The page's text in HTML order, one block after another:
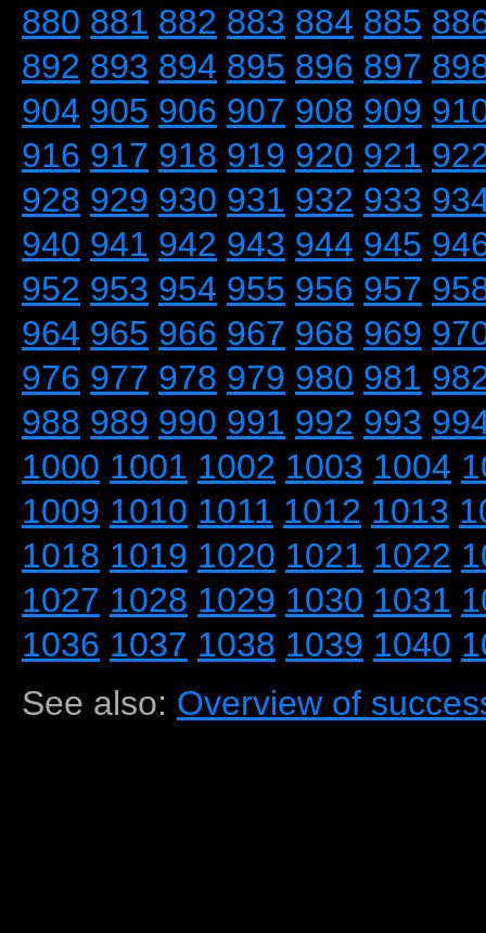
880 881 882 883 884 885
892 893 894 895 896 897
904 905 906 907 908 909
916 917 918 919 920 921
928 929 930 931 932 933
940 941 942 943 944 945
952 953 954 955 956 957
964 965 966 967 968 969
976 977 978 979 980 981
988 989 990 991 992 993
1000 1001 1002 1003 1004
1009 1010 1011 1012 1013
1018 1019 1020 1021 1022
1027 1028 1029 1030 1031
1036 1037 1038 1039 1040
See also: Overview of